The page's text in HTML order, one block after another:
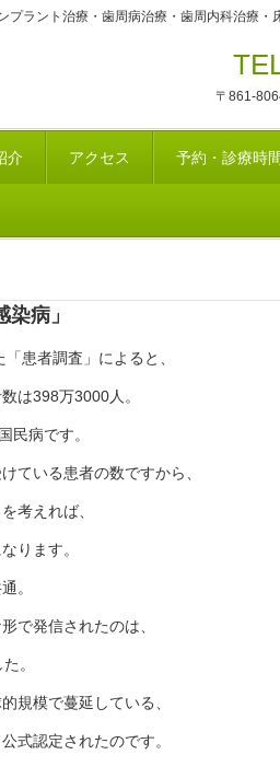
プラント治療・歯周病治療・歯周内科治療・
〒861-
介 アクセス 予約・診療時間
病」
患者調査」によると、
は398万3000人。
民病です。
ている患者の数ですから、
考えれば、
ります。
。
で発信されたのは、
。
規模で蔓延している、
式認定されたのです。